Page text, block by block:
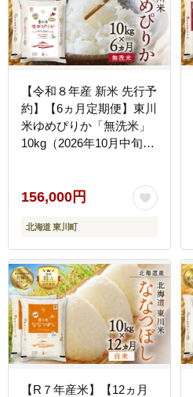
【令和８年産 新米 先行予
約】【6ヵ月定期便】東川
米ゆめぴりか「無洗米」
10kg（2026年10月中旬よ
156,000円
北海道 東川町
【R７年産米】【12ヵ月